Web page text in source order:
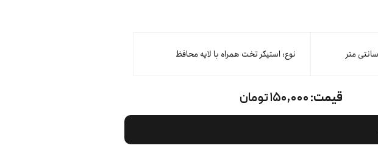
نوع: استیکر تخت همراه با لایه محافظ
قیمت:۱۵۰,۰۰۰ تومان